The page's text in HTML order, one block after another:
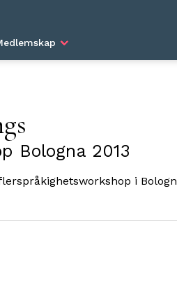
Bologna 2013
i